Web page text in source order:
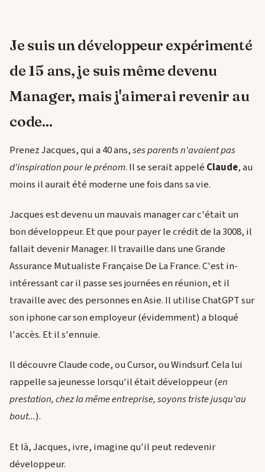
Je suis un développeur expérimenté
de 15 ans, je suis même devenu
Manager, mais j'aimerai revenir au
code...
Prenez Jacques, qui a 40 ans,ses parents n'avaient pas
d'inspiration pour le prénom. Il se serait appelé Claude, au
moins il aurait été moderne une fois dans sa vie.
Jacques est devenu un mauvais manager car c'était un
bon développeur. Et que pour payer le crédit de la 3008, il
fallait devenir Manager. Il travaille dans une Grande
Assurance Mutualiste Française De La France. C'est in-
intéressant car il passe ses journées en réunion, et il
travaille avec des personnes en Asie. Il utilise ChatGPT sur
son iphone car son employeur (évidemment) a bloqué
l'accès. Et il s'ennuie.
Il découvre Claude code, ou Cursor, ou Windsurf. Cela lui
rappelle sa jeunesse lorsqu'il était développeur (en
prestation, chez la même entreprise, soyons triste jusqu'au
bout...).
Et là, Jacques, ivre, imagine qu'il peut redevenir
développeur.